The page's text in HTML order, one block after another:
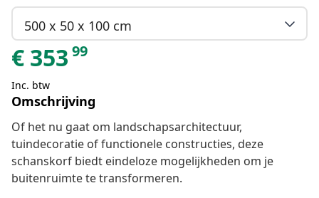
500 x 50 x 100 cm
€ 353 99
Inc. btw
Omschrijving
Of het nu gaat om landschapsarchitectuur,
tuindecoratie of functionele constructies, deze
schanskorf biedt eindeloze mogelijkheden om je
buitenruimte te transformeren.